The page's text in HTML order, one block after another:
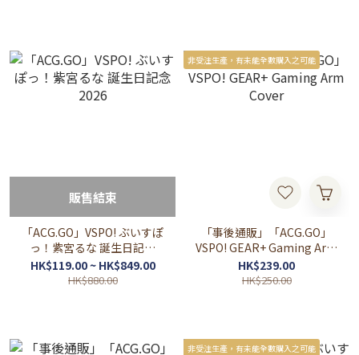
販售結束
「ACG.GO」VSPO! ぶいすぽ
っ！紫宮るな 誕生日記念
2026
HK$119.00 ~ HK$849.00
HK$880.00
非受注生產，有未能全數購入之可能
「事後通販」「ACG.GO」
VSPO! GEAR+ Gaming Arm
Cover
HK$239.00
HK$250.00
非受注生產，有未能全數購入之可能